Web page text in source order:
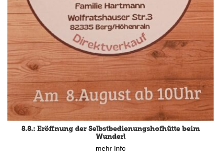
8.8.: Eröffnung der Selbstbedienungshofhütte beim
Wunderl
mehr Info